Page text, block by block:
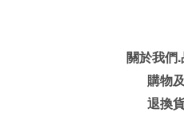
關於我們
購物
退換